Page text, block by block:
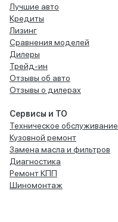
Лучшие авто
Кредиты
Лизинг
Сравнения моделей
Дилеры
Трейд-ин
Отзывы об авто
Отзывы о дилерах
Сервисы и ТО
Техническое обслуживание
Кузовной ремонт
Замена масла и фильтров
Диагностика
Ремонт КПП
Шиномонтаж